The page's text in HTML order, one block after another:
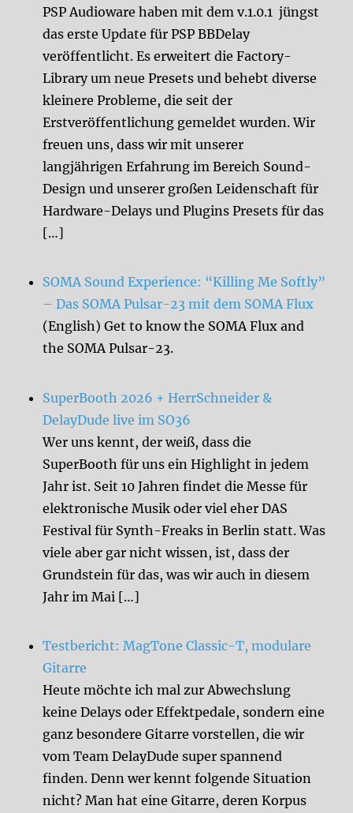
PSP Audioware haben mit dem v.1.0.1 jüngst
das erste Update für PSP BBDelay
veröffentlicht. Es erweitert die Factory-
Library um neue Presets und behebt diverse
kleinere Probleme, die seit der
Erstveröffentlichung gemeldet wurden. Wir
freuen uns, dass wir mit unserer
langjährigen Erfahrung im Bereich Sound-
Design und unserer großen Leidenschaft für
Hardware-Delays und Plugins Presets für das
[…]
SOMA Sound Experience: “Killing Me Softly”
– Das SOMA Pulsar-23 mit dem SOMA Flux
(English) Get to know the SOMA Flux and
the SOMA Pulsar-23.
SuperBooth 2026 + HerrSchneider &
DelayDude live im SO36
Wer uns kennt, der weiß, dass die
SuperBooth für uns ein Highlight in jedem
Jahr ist. Seit 10 Jahren findet die Messe für
elektronische Musik oder viel eher DAS
Festival für Synth-Freaks in Berlin statt. Was
viele aber gar nicht wissen, ist, dass der
Grundstein für das, was wir auch in diesem
Jahr im Mai […]
Testbericht: MagTone Classic-T, modulare
Gitarre
Heute möchte ich mal zur Abwechslung
keine Delays oder Effektpedale, sondern eine
ganz besondere Gitarre vorstellen, die wir
vom Team DelayDude super spannend
finden. Denn wer kennt folgende Situation
nicht? Man hat eine Gitarre, deren Korpus